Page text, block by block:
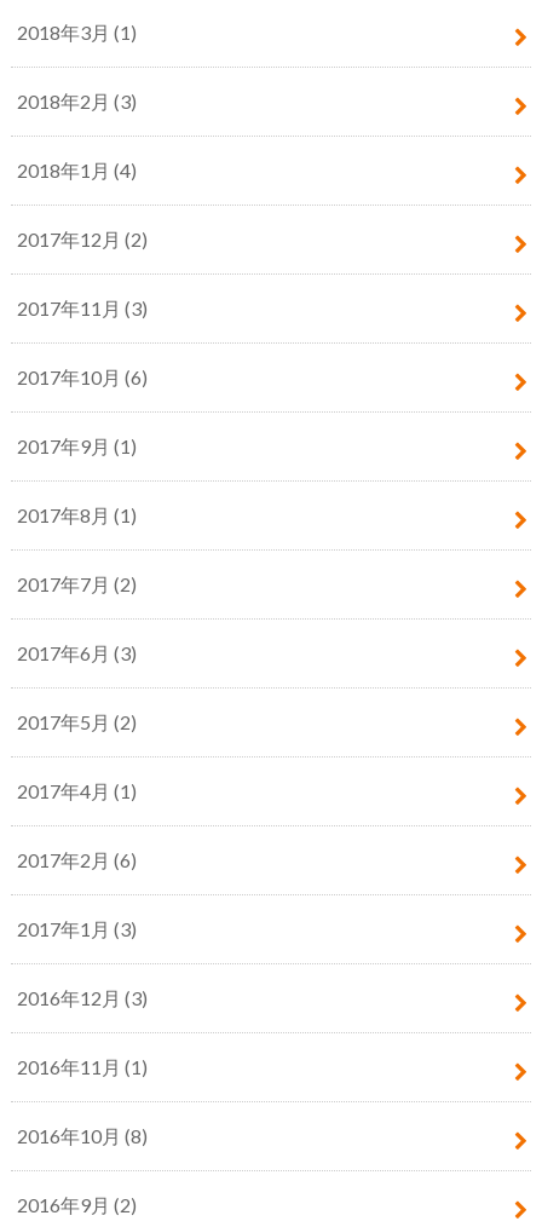
2018年3月 (1)
2018年2月 (3)
2018年1月 (4)
2017年12月 (2)
2017年11月 (3)
2017年10月 (6)
2017年9月 (1)
2017年8月 (1)
2017年7月 (2)
2017年6月 (3)
2017年5月 (2)
2017年4月 (1)
2017年2月 (6)
2017年1月 (3)
2016年12月 (3)
2016年11月 (1)
2016年10月 (8)
2016年9月 (2)